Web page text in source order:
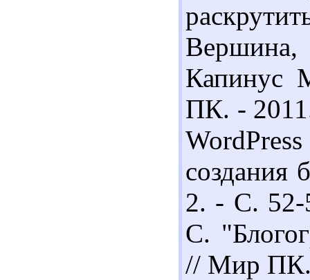
Капинус
ПК. -
2. - С.
С.
// Мир ПК.